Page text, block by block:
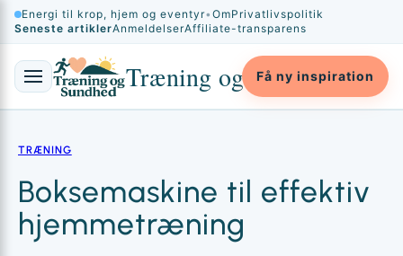
SpringEnergi til krop, hjem og eventyr• OmPrivatlivspolitik
Seneste artiklerAnmeldelserAffiliate-transparens
Træning og Sundhed
Få ny inspiration
TRÆNING
Boksemaskine til effektiv
hjemmetræning